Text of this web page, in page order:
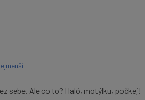
sebe. Ale co to? Haló, motýlku, počkej!